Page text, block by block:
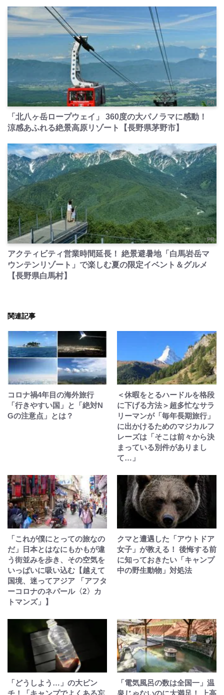
PR
「北八ヶ岳ロープウェイ」 360度の大パノラマに感動！
涼感あふれる絶景高原リゾート【長野県茅野市】
PR
アクティビティ営業時間延長！ 絶景避暑地「白馬岩岳マ
ウンテンリゾート」で楽しむ夏の限定イベント＆グルメ
【長野県白馬村】
関連記事
コロナ禍4年目の海外旅行
「行きやすい国」と「絶対N
Gの注意点」とは？
＜休暇をとるハードルを格段
に下げる方法＞超多忙なサラ
リーマンが「毎年長期旅行」
に出かけるためのマジカルフ
レーズは「そこは前々から決
まっている別件がありまし
て…」
「これが僕にとっての旅なの
だ」日本とはなにもかもが違
う街並みを歩き、その空気を
いっぱいに吸い込む【越えて
国境、迷ってアジア 「アフタ
ーコロナのネパール〈2〉カ
トマンズ」】
クマと遭遇した「アウトドア
女子」が教える！ 後悔する前
に知っておきたい「キャンプ
中の野生動物」対処法
「どうしよう…」の大ピン
チ！「キャンプでよくある忘
「電気風呂の数は全国一」温
泉じゃないのに大満足！ 上高